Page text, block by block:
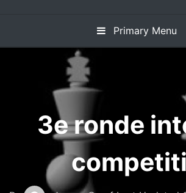
Primary Menu
3e ronde